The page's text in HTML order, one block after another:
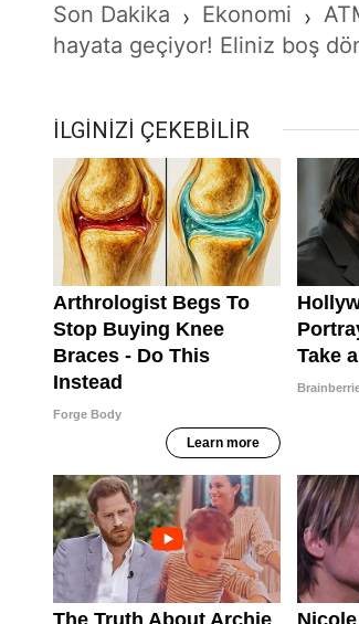
Son Dakika › Ekonomi ›
hayata geçiyor! Eliniz boş